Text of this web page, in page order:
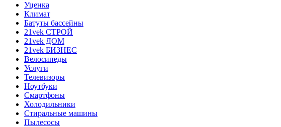
Уценка
Климат
Батуты бассейны
21vek СТРОЙ
21vek ДОМ
21vek БИЗНЕС
Велосипеды
Услуги
Телевизоры
Ноутбуки
Смартфоны
Холодильники
Стиральные машины
Пылесосы